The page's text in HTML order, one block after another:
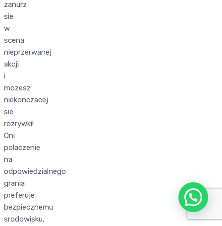
zanurz
sie
w
scena
nieprzerwanej
akcji
i
mozesz
niekonczacej
sie
rozrywki!
Oni
polaczenie
na
odpowiedzialnego
grania
preferuje
bezpiecznemu
srodowisku,